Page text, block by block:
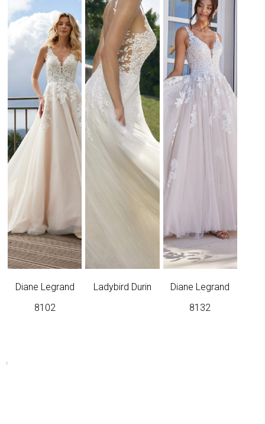
Diane Legrand
8102
Ladybird Durin
Diane Legrand
8132